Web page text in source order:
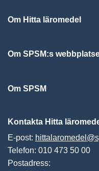
Om Hitta läromedel
Om SPSM:s
Om SPSM
Kontakta Hitta
E-post:
Telefon: 010 473 50 00
Postadress: